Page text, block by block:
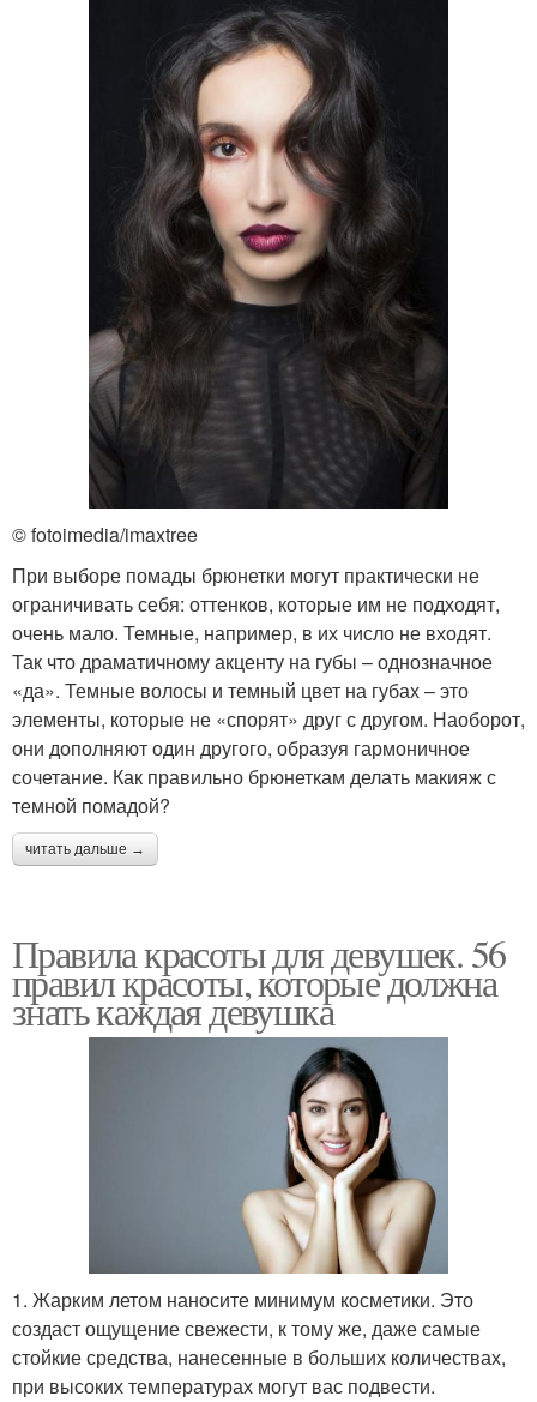
© fotoimedia/imaxtree
При выборе помады брюнетки могут практически не
ограничивать себя: оттенков, которые им не подходят,
очень мало. Темные, например, в их число не входят.
Так что драматичному акценту на губы – однозначное
«да». Темные волосы и темный цвет на губах – это
элементы, которые не «спорят» друг с другом. Наоборот,
они дополняют один другого, образуя гармоничное
сочетание. Как правильно брюнеткам делать макияж с
темной помадой?
читать дальше →
Правила красоты для девушек. 56
правил красоты, которые должна
знать каждая девушка
1. Жарким летом наносите минимум косметики. Это
создаст ощущение свежести, к тому же, даже самые
стойкие средства, нанесенные в больших количествах,
при высоких температурах могут вас подвести.